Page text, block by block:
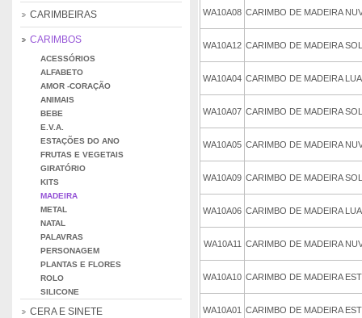
CARIMBEIRAS
CARIMBOS
ACESSÓRIOS
ALFABETO
AMOR -CORAÇÃO
ANIMAIS
BEBE
E.V.A.
ESTAÇÕES DO ANO
FRUTAS E VEGETAIS
GIRATÓRIO
KITS
MADEIRA
METAL
NATAL
PALAVRAS
PERSONAGEM
PLANTAS E FLORES
ROLO
SILICONE
CERA E SINETE
WA10A08 CARIMBO DE MADEIRA
WA10A12 CARIMBO DE MADEIRA
WA10A04 CARIMBO DE MADEIRA
WA10A07 CARIMBO DE MADEIRA
WA10A05 CARIMBO DE MADEIRA
WA10A09 CARIMBO DE MADEIRA
WA10A06 CARIMBO DE MADEIRA
WA10A11 CARIMBO DE MADEIRA
WA10A10 CARIMBO DE MADEIRA
WA10A01 CARIMBO DE MADEIRA